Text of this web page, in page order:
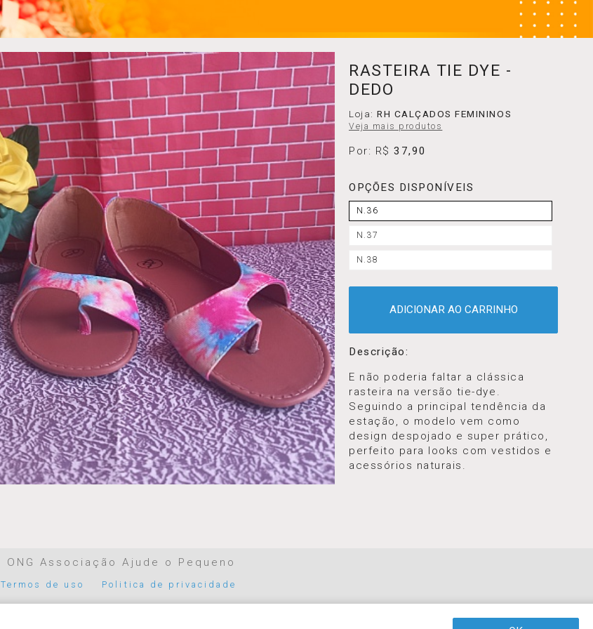
RASTEIRA TIE DYE -
DEDO
Loja:RH CALÇADOS FEMININOS
Veja mais produtos
Por: R$37,90
OPÇÕES DISPONÍVEIS
N.36
N.37
N.38
ADICIONAR AO CARRINHO
Descrição:
E não poderia faltar a clássica
rasteira na versão tie-dye.
Seguindo a principal tendência da
estação, o modelo vem como
design despojado e super prático,
perfeito para looks com vestidos e
acessórios naturais.
ONG Associação Ajude o Pequeno
Termos de uso Politica de privacidade